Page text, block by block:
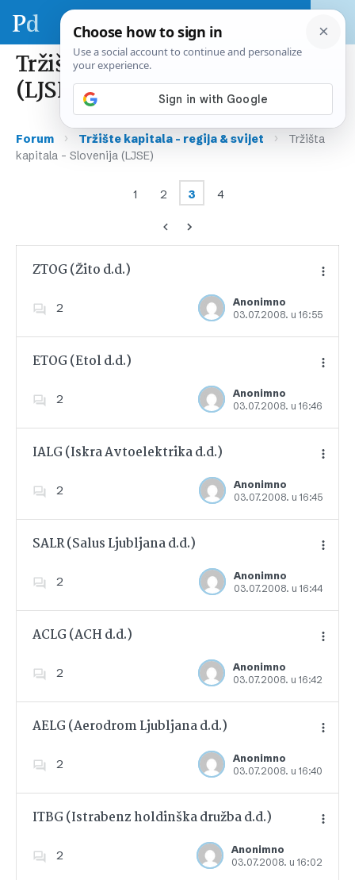
Tržišta kapitala – Slovenija
(LJSE)
Forum › Tržište kapitala – regija & svijet ›
Tržišta
kapitala – Slovenija (LJSE)
1 2 3 4
ZTOG (Žito d.d.)
2
Anonimno
03.07.2008. u 16:55
Dodajte u favorite
ETOG (Etol d.d.)
2
Anonimno
03.07.2008. u 16:46
Dodajte u favorite
IALG (Iskra Avtoelektrika d.d.)
2
Anonimno
03.07.2008. u 16:45
Dodajte u favorite
SALR (Salus Ljubljana d.d.)
2
Anonimno
03.07.2008. u 16:44
Dodajte u favorite
ACLG (ACH d.d.)
2
Anonimno
03.07.2008. u 16:42
Dodajte u favorite
AELG (Aerodrom Ljubljana d.d.)
2
Anonimno
03.07.2008. u 16:40
Dodajte u favorite
ITBG (Istrabenz holdinška družba d.d.)
2
Anonimno
03.07.2008. u 16:02
Dodajte u favorite